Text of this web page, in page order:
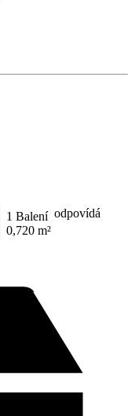
1 Balení odpovídá
0,720 m²